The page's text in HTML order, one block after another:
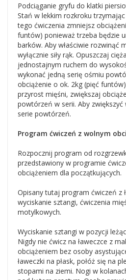
Podciąganie gryfu do klatki
Stań w lekkim rozkroku
tego ćwiczenia zmniejsz
funtów) ponieważ trzeba będzie
barków. Aby właściwie rozwinąć
wyłącznie siły rąk. Opuszczaj
jednostajnym ruchem do
wykonać jedną serię ośmiu
obciążenie o ok. 2kg (pięć
przyrost mięśni, zwiększaj
powtórzeń w serii. Aby zwiększyć
serie powtórzeń.
Program ćwiczeń z wolnym
Rozpocznij program od
przedstawiony w programie
obciążeniem dla początkujących.
Opisany tutaj program ćwiczeń z
wyciskanie sztangi, ćwiczenia
motylkowych.
Wyciskanie sztangi w pozycji
Nigdy nie ćwicz na ławeczce z
obciążeniem bez osoby
ławeczki na płask, połóż się na
stopami na ziemi. Nogi w